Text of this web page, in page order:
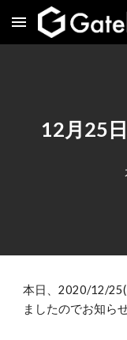
Skip to main content
12月25
本日、2020/12/25(
ましたのでお知ら